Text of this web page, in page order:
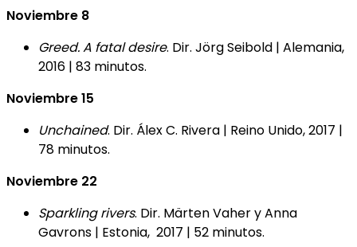
Noviembre 8
Greed. A fatal desire. Dir. Jörg Seibold | Alemania,
2016 | 83 minutos.
Noviembre 15
Unchained. Dir. Álex C. Rivera | Reino Unido, 2017 |
78 minutos.
Noviembre 22
Sparkling rivers. Dir. Märten Vaher y Anna
Gavrons | Estonia, 2017 | 52 minutos.